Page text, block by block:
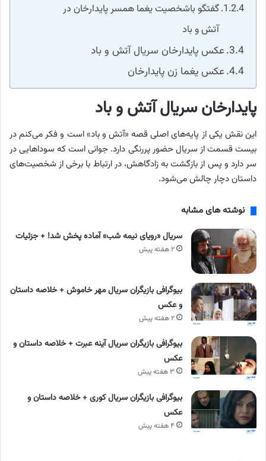
گفتگو باشخصیت یغما همسر پایدارخان در
آتش و باد
عکس پایدارخان سریال آتش و باد
عکس یغما زن پایدارخان
پایدارخان سریال آتش و باد
این نقش یکی از پایه‌های اصلی قصه «آتش و باد» است و فکر می‌کنم در
بیست قسمت از سریال حضور پررنگی دارد. جوانی است که سوداهایی در
سر دارد و پس از بازگشت به زادگاهش، در ارتباط با برخی از شخصیت‌های
داستان دچار چالش می‌شود.
نوشته های مشابه
سریال «رویای نیمه شب» آماده پخش شد! + جزئیات
۲ هفته پیش
بیوگرافی بازیگران سریال مهر خاموش + خلاصه داستان
و عکس
۲ هفته پیش
بیوگرافی بازیگران سریال آینه عبرت + خلاصه داستان و
عکس
۳ هفته پیش
بیوگرافی بازیگران سریال کوری + خلاصه داستان و
عکس
۴ هفته پیش